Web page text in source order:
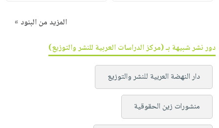
المزيد من البنود »
دور نشر شبيهة بـ (مركز الدراسات العربية للنشر والتوزيع)
دار النهضة العربية للنشر والتوزيع
منشورات زين الحقوقية